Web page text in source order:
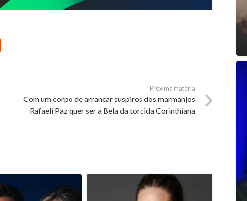
Próxima matéria
Com um corpo de arrancar suspiros dos marmanjos
Rafaeli Paz quer ser a Bela da torcida Corinthiana